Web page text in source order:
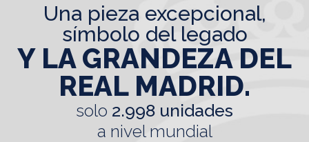
una pieza excepcional,
símbolo del legado
Y LA GRANDEZA DEL
REAL MADRID.
solo 2.998 unidades
a nivel mundial